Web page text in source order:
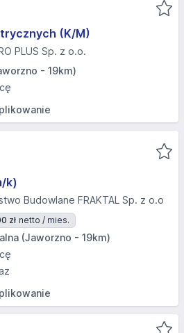
(K/M)
PLUS Sp. z o.o.
- 19km)
k)
Budowlane FRAKTAL Sp. z o.o
zł netto / mies.
(Jaworzno - 19km)